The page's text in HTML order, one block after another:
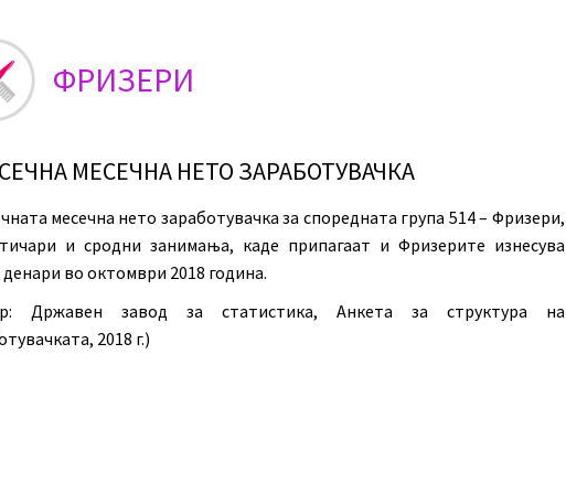
ФРИЗЕРИ
МЕСЕЧНА НЕТО ЗАРАБОТУВАЧКА
месечна нето заработувачка за споредната група 514 – Фризери,
и сродни занимања, каде припагаат и Фризерите изнесува
денари во октомври 2018 година.
Државен завод за статистика, Анкета за структура на
2018 г.)